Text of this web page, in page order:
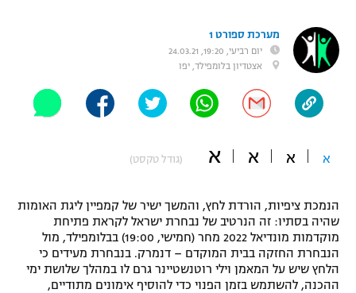
"מעל הליגה" – פודקאסט
"מחצית בשכונה" – פודקאסט
משתתפים וזוכים בפרסים
תקנון משתתפים וזוכים בפרסים
תקנון עבור פעילות אלקטרה
תקנון עבור פעילות ספורט 1 – "מרלן"
טניס
גיימינג E-Sports
בני יהודה
ליגות נוספות
UFC
היאבקות WWE
אופניים
ספורט מוטורי
פוטבול אמריקאי NFL
בייסבול MLB
מערכת ספורט 1
יום רביעי, 19:20, 24.03.21
אצטדיון בלומפילד, יפו
א א א א (גודל טקסט)
הנמכת ציפיות, הורדת לחץ, והמשך ישיר של קמפיין ליגת האומות
שהיה בסתיו: זה הנרטיב של נבחרת ישראל לקראת פתיחת
מוקדמות מונדיאל 2022 מחר (חמישי, 19:00) בבלומפילד, מול
הנבחרת החזקה בבית המוקדם – דנמרק. בנבחרת מעידים כי
הלחץ שיש על המאמן וילי רוטנשטיינר גרם לו במהלך שלושת ימי
ההכנה, להשתמש בזמן הפנוי כדי להוסיף אימונים מתודיים,